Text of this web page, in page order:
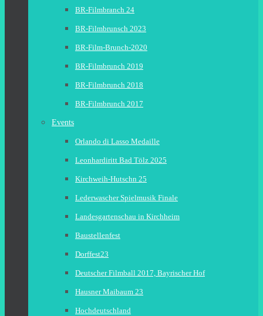
BR-Filmbranch 24
BR-Filmbrunsch 2023
BR-Film-Brunch-2020
BR-Filmbrunch 2019
BR-Filmbrunch 2018
BR-Filmbrunch 2017
Events
Orlando di Lasso Medaille
Leonhardiritt Bad Tölz 2025
Kirchweih-Hutschn 25
Lederwascher Spielmusik Finale
Landesgartenschau in Kirchheim
Baustellenfest
Dorffest23
Deutscher Filmball 2017, Bayrischer Hof
Hausner Maibaum 23
Hochdeutschland